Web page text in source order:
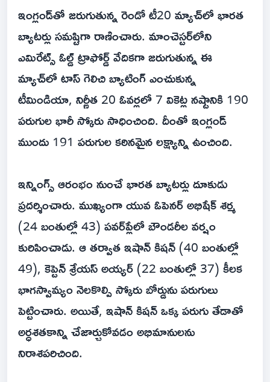
ఇంగ్లండ్‌తో జరుగుతున్న రెండో టీ20 మ్యాచ్‌లో భారత
బ్యాటర్లు సమష్టిగా రాణించారు. మాంచెస్టర్‌లోని
ఎమిరేట్స్ ఓల్డ్ ట్రాఫోర్డ్ వేదికగా జరుగుతున్న ఈ
మ్యాచ్‌లో టాస్ గెలిచి బ్యాటింగ్ ఎంచుకున్న
టీమిండియా, నిర్ణీత 20 ఓవర్లలో 7 వికెట్ల నష్టానికి 190
పరుగుల భారీ స్కోరు సాధించింది. దీంతో ఇంగ్లండ్
ముందు 191 పరుగుల కఠినమైన లక్ష్యాన్ని ఉంచింది.
ఇన్నింగ్స్ ఆరంభం నుంచే భారత బ్యాటర్లు దూకుడు
ప్రదర్శించారు. ముఖ్యంగా యువ ఓపెనర్ అభిషేక్ శర్మ
(24 బంతుల్లో 43) పవర్‌ప్లేలో బౌండరీల వర్షం
కురిపించాడు. ఆ తర్వాత ఇషాన్ కిషన్ (40 బంతుల్లో
49), కెప్టెన్ శ్రేయస్ అయ్యర్ (22 బంతుల్లో 37) కీలక
భాగస్వామ్యం నెలకొల్పి స్కోరు బోర్డును పరుగులు
పెట్టించారు. అయితే, ఇషాన్ కిషన్ ఒక్క పరుగు తేడాతో
అర్ధశతకాన్ని చేజార్చుకోవడం అభిమానులను
నిరాశపరిచింది.